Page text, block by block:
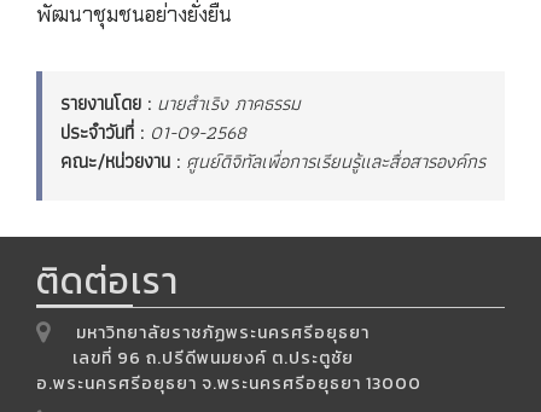
พัฒนาชุมชนอย่างยั่งยืน
รายงานโดย : นายสำเริง ภาคธรรม
ประจำวันที่ : 01-09-2568
คณะ/หน่วยงาน : ศูนย์ดิจิทัลเพื่อการเรียนรู้และสื่อสารองค์กร
ติดต่อเรา
มหาวิทยาลัยราชภัฏพระนครศรีอยุธยา
เลขที่ 96 ถ.ปรีดีพนมยงค์ ต.ประตูชัย
อ.พระนครศรีอยุธยา จ.พระนครศรีอยุธยา 13000